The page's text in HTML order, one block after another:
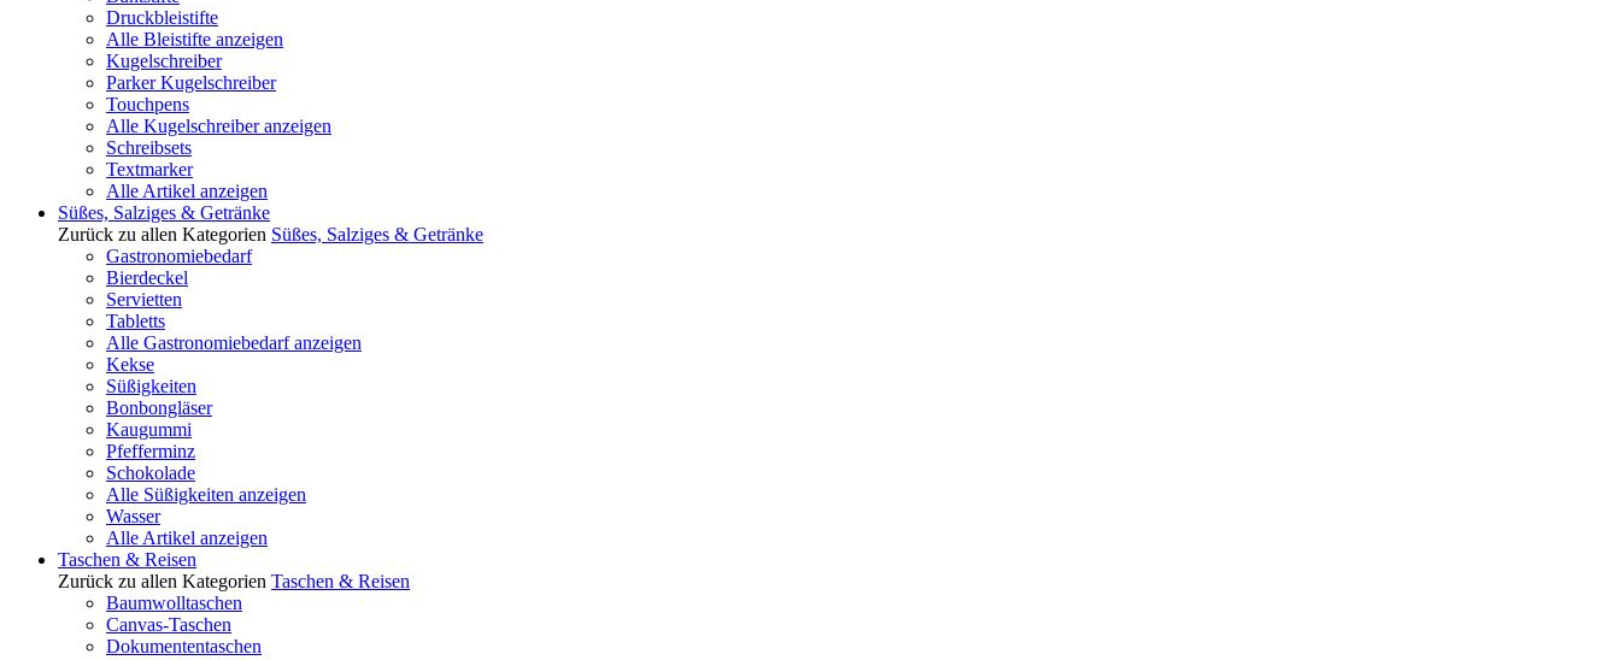
Druckbleistifte
Alle Bleistifte anzeigen
Kugelschreiber
Parker Kugelschreiber
Touchpens
Alle Kugelschreiber anzeigen
Schreibsets
Textmarker
Alle Artikel anzeigen
Süßes, Salziges & Getränke
Zurück zu allen Kategorien Süßes, Salziges & Getränke
Gastronomiebedarf
Bierdeckel
Servietten
Tabletts
Alle Gastronomiebedarf anzeigen
Kekse
Süßigkeiten
Bonbongläser
Kaugummi
Pfefferminz
Schokolade
Alle Süßigkeiten anzeigen
Wasser
Alle Artikel anzeigen
Taschen & Reisen
Zurück zu allen Kategorien Taschen & Reisen
Baumwolltaschen
Canvas-Taschen
Dokumententaschen